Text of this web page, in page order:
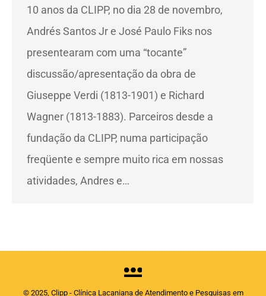
10 anos da CLIPP, no dia 28 de novembro,
Andrés Santos Jr e José Paulo Fiks nos
presentearam com uma “tocante”
discussão/apresentação da obra de
Giuseppe Verdi (1813-1901) e Richard
Wagner (1813-1883). Parceiros desde a
fundação da CLIPP, numa participação
freqüente e sempre muito rica em nossas
atividades, Andres e…
© 2025, Clipp - Clínica Lacaniana de Atendimento e Pesquisas em